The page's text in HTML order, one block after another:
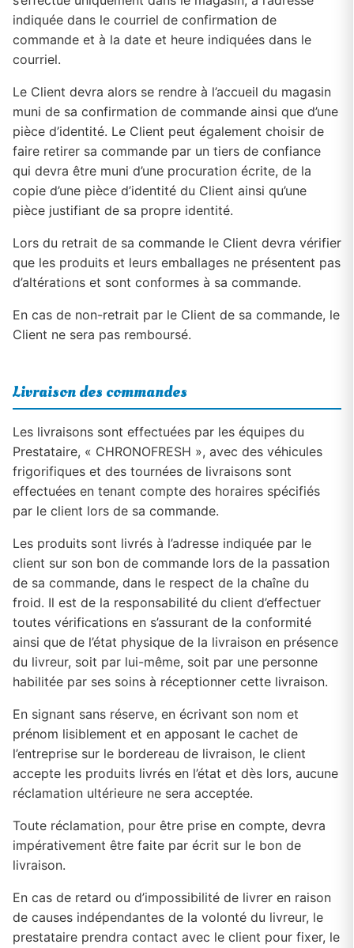
indiquée dans le courriel de confirmation de
commande et à la date et heure indiquées dans le
courriel.
Le Client devra alors se rendre à l’accueil du magasin
muni de sa confirmation de commande ainsi que d’une
pièce d’identité. Le Client peut également choisir de
faire retirer sa commande par un tiers de confiance
qui devra être muni d’une procuration écrite, de la
copie d’une pièce d’identité du Client ainsi qu’une
pièce justifiant de sa propre identité.
Lors du retrait de sa commande le Client devra vérifier
que les produits et leurs emballages ne présentent pas
d’altérations et sont conformes à sa commande.
En cas de non-retrait par le Client de sa commande, le
Client ne sera pas remboursé.
Livraison des commandes
Les livraisons sont effectuées par les équipes du
Prestataire, « CHRONOFRESH », avec des véhicules
frigorifiques et des tournées de livraisons sont
effectuées en tenant compte des horaires spécifiés
par le client lors de sa commande.
Les produits sont livrés à l’adresse indiquée par le
client sur son bon de commande lors de la passation
de sa commande, dans le respect de la chaîne du
froid. Il est de la responsabilité du client d’effectuer
toutes vérifications en s’assurant de la conformité
ainsi que de l’état physique de la livraison en présence
du livreur, soit par lui-même, soit par une personne
habilitée par ses soins à réceptionner cette livraison.
En signant sans réserve, en écrivant son nom et
prénom lisiblement et en apposant le cachet de
l’entreprise sur le bordereau de livraison, le client
accepte les produits livrés en l’état et dès lors, aucune
réclamation ultérieure ne sera acceptée.
Toute réclamation, pour être prise en compte, devra
impérativement être faite par écrit sur le bon de
livraison.
En cas de retard ou d’impossibilité de livrer en raison
de causes indépendantes de la volonté du livreur, le
prestataire prendra contact avec le client pour fixer, le